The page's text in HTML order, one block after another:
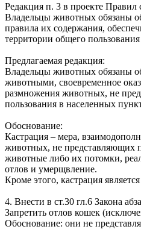
Редакция п. 3 в проекте
Владельцы животных обязаны
правила их содержания,
территории общего
Предлагаемая редакция:
Владельцы животных обязаны
животными, своевременное
размножения животных, не
пользования в населенных
Обоснование:
Кастрация – мера,
животных, не представляющих
животные либо их потомки,
отлов и умерщвление.
Кроме этого, кастрация
4. Внести в ст.30 гл.6 Закона
Запретить отлов кошек
Обоснование: они не